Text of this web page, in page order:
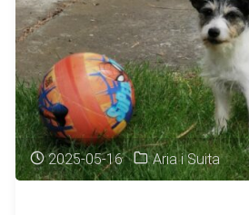
2025-05-16 Aria i Suita